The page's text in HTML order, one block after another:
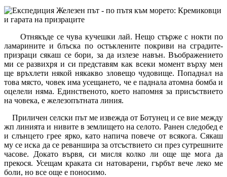
Отнякъде се чува кучешки лай. Нещо стърже с нокти по
ламарините и блъска по остъклените покриви на сградите-
призраци сякаш се бори, за да излезе навън. Въображението
ми се развихря и си представям как всеки момент върху мен
ще връхлети някой някакво зловещо чудовище. Попаднал на
това място, човек има усещането, че е паднала атомна бомба и
оцелели няма. Единственото, което напомня за присъствието
на човека, е железопътната линия.
Приличен селски път ме извежда от Ботунец и се вие между
жп линията и нивите в землището на селото. Ранен следобед е
и слънцето грее ярко, като напича повече от всякога. Сякаш
му се иска да се реваншира за отсъствието си през сутрешните
часове. Докато вървя, си мисля колко ли още ще мога да
прекося. Усещам краката си натоварени, гърбът вече леко ме
боли, но все още е поносимо.